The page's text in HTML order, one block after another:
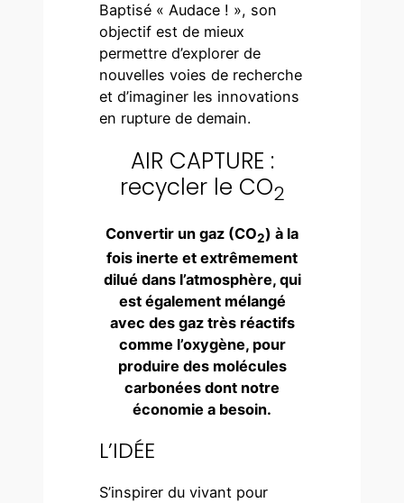
Baptisé « Audace ! », son
objectif est de mieux
permettre d’explorer de
nouvelles voies de recherche
et d’imaginer les innovations
en rupture de demain.
AIR CAPTURE :
recycler le CO2
Convertir un gaz (CO2) à la
fois inerte et extrêmement
dilué dans l’atmosphère, qui
est également mélangé
avec des gaz très réactifs
comme l’oxygène, pour
produire des molécules
carbonées dont notre
économie a besoin.​
L’IDÉE
S’inspirer du vivant pour